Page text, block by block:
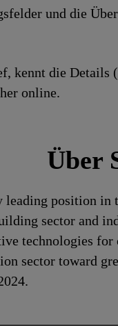
und die
kennt die Details
online.
Über
position
sector and
technologies
sector toward